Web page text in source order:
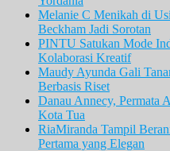
Melanie C Menikah di
Beckham Jadi Sorotan
PINTU Satukan Mode
Kolaborasi Kreatif
Maudy Ayunda Gali
Berbasis Riset
Danau Annecy, Permata
Kota Tua
RiaMiranda Tampil
Pertama yang Elegan